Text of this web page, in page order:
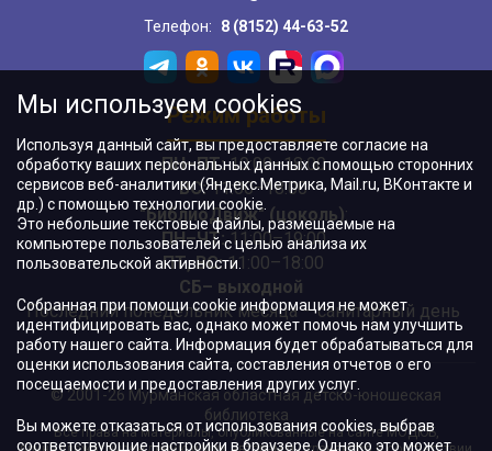
Телефон:
8 (8152) 44-63-52
Режим работы
ПН–ПТ:10:00–18:00
ВС:11:00–18:00
"БиблиоДвиж" (цоколь):
ПН–ЧТ:11:00–19:00
ПТ, ВС:11:00–18:00
СБ– выходной
Последний понедельник месяца – санитарный день
© 2001-26 Мурманская областная детско-юношеская
библиотека
Все права на материалы, опубликованные на сайте МОДЮБ,
Мы используем cookies
Используя данный сайт, вы предоставляете согласие на
обработку ваших персональных данных с помощью сторонних
сервисов веб-аналитики (Яндекс.Метрика, Mail.ru, ВКонтакте и
др.) с помощью технологии cookie.
Это небольшие текстовые файлы, размещаемые на
компьютере пользователей с целью анализа их
пользовательской активности.
Собранная при помощи cookie информация не может
идентифицировать вас, однако может помочь нам улучшить
работу нашего сайта. Информация будет обрабатываться для
оценки использования сайта, составления отчетов о его
посещаемости и предоставления других услуг.
Вы можете отказаться от использования cookies, выбрав
соответствующие настройки в браузере. Однако это может